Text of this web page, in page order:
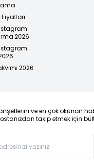
2026
2026
ve en çok okunan
takip etmek için